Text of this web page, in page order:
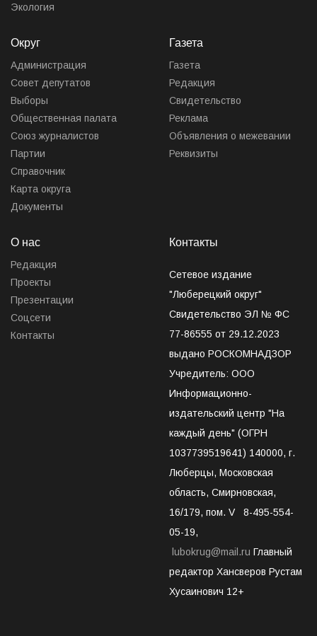
Экология
Округ
Администрация
Совет депутатов
Выборы
Общественная палата
Союз журналистов
Партии
Справочник
Карта округа
Документы
Газета
Газета
Редакция
Свидетельство
Реклама
Объявления о межевании
Реквизиты
О нас
Редакция
Проекты
Презентации
Соцсети
Контакты
Контакты
Сетевое издание
"Люберецкий округ"
Свидетельство ЭЛ № ФС
77-86555 от 29.12.2023
выдано РОСКОМНАДЗОР
Учредитель: ООО
Информационно-
издательский центр "На
каждый день" (ОГРН
1037739519641) 140000, г.
Люберцы, Московская
область, Смирновская,
16/179, пом. V 8-495-554-
05-19,
lubokrug@mail.ru Главный
редактор Хансверов Рустам
Хусаинович 12+